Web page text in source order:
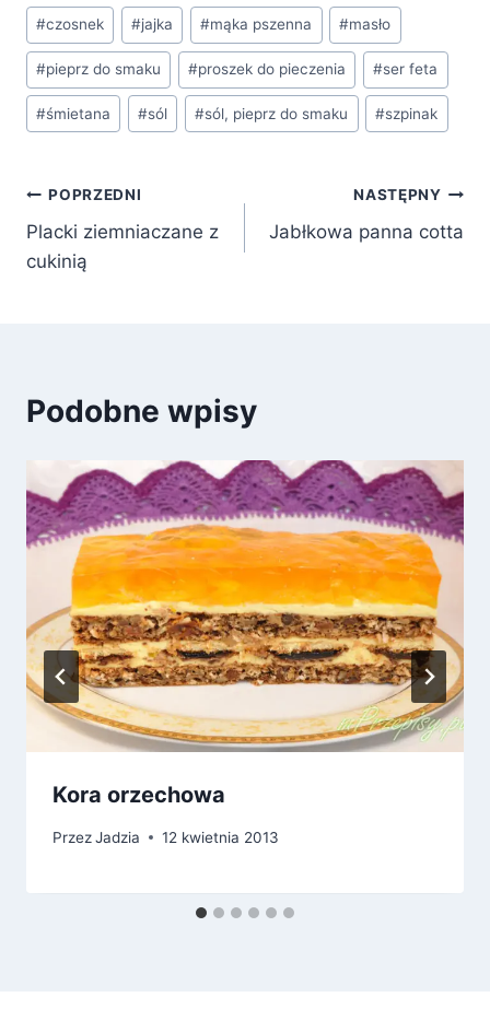
Tagi
wpisu:
#czosnek #jajka #mąka pszenna #masło
#pieprz do smaku #proszek do pieczenia #ser feta
#śmietana #sól #sól, pieprz do smaku #szpinak
Nawigacja
wpisu
POPRZEDNI
Placki ziemniaczane z
cukinią
NASTĘPNY
Jabłkowa panna cotta
Podobne wpisy
Kora orzechowa
PrzezJadzia 12 kwietnia 2013